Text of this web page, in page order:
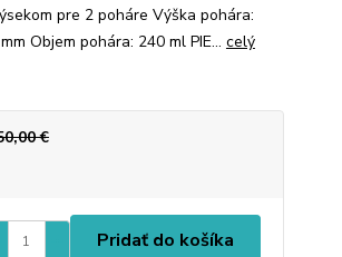
pre 2 poháre Výška pohára:
Objem pohára: 240 ml PIE... celý
€
Pridať do košíka